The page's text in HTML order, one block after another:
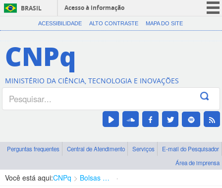
BRASIL
Acesso à informação
CORONAVÍRUS (COVID-19)
Canais
ACESSIBILIDADE ALTO CONTRASTE MAPA DO SITE
CNPq
MINISTÉRIO DA CIÊNCIA, TECNOLOGIA E INOVAÇÕES
Perguntas frequentes Central de Atendimento Serviços
E-mail do Pesquisador
Área de imprensa
Você está aqui:CNPq Bolsas e Auxílios Vigentes